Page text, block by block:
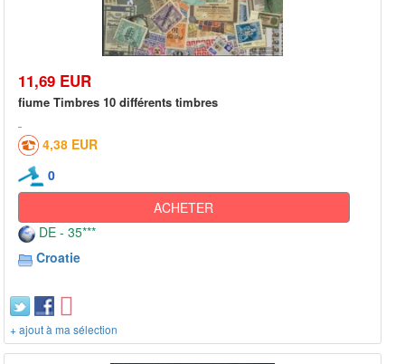
11,69 EUR
fiume Timbres 10 différents timbres
4,38 EUR
0
ACHETER
DE - 35***
Croatie
+ ajout à ma sélection